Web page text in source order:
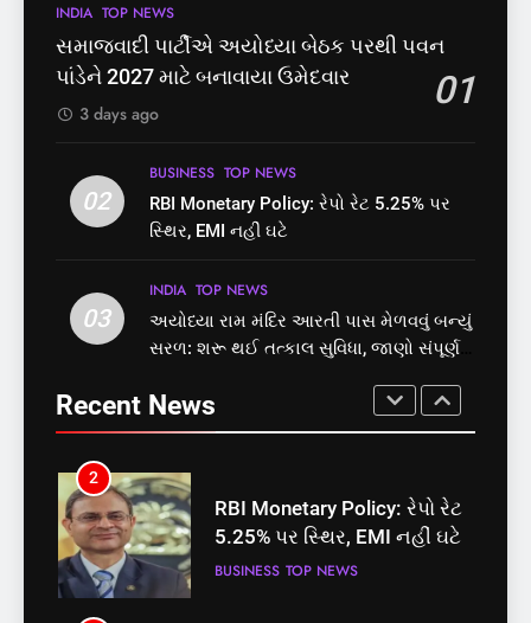
8
શું તમારું મધ કે ઘી ખરેખર શુદ્ધ
છે? FSSAIએ ડાબરના દાવાઓની
1
સમાજવાદી પાર્ટીએ અયોધ્યા
બેઠક પરથી પવન પાંડેને 2027
2
RBI Monetary Policy: રેપો રેટ
5.25% પર સ્થિર, EMI નહીં ઘટે
3
અયોધ્યા રામ મંદિર આરતી પાસ
મેળવવું બન્યું સરળ: શરૂ થઈ
તત્કાલ સુવિધા, જાણો સંપૂર્ણ
INDIA TOP NEWS
INDIA TOP NEWS
સમાજવાદી પાર્ટીએ અયોધ્યા બેઠક પરથી પવન
પાંડેને 2027 માટે બનાવાયા ઉમેદવાર
01
3 days ago
02
BUSINESS TOP NEWS
RBI Monetary Policy: રેપો રેટ 5.25% પર
સ્થિર, EMI નહીં ઘટે
03
INDIA TOP NEWS
અયોધ્યા રામ મંદિર આરતી પાસ મેળવવું બન્યું
સરળ: શરૂ થઈ તત્કાલ સુવિધા, જાણો સંપૂર્ણ
Recent News
7
રાજ્યસભામાં ‘જન્મ અને મૃત્યુ
નોંધણી બિલ2026’ ધ્વનિમતથી
શું તમારું મધ કે ઘી ખરેખર શુદ્ધ
છે? FSSAIએ ડાબરના દાવાઓની
1
સમાજવાદી પાર્ટીએ અયોધ્યા
બેઠક પરથી પવન પાંડેને 2027
માટે બનાવાયા ઉમેદવાર
2
RBI Monetary Policy: રેપો રેટ
5.25% પર સ્થિર, EMI નહીં ઘટે
BUSINESS TOP NEWS